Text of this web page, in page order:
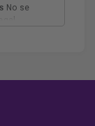
No se